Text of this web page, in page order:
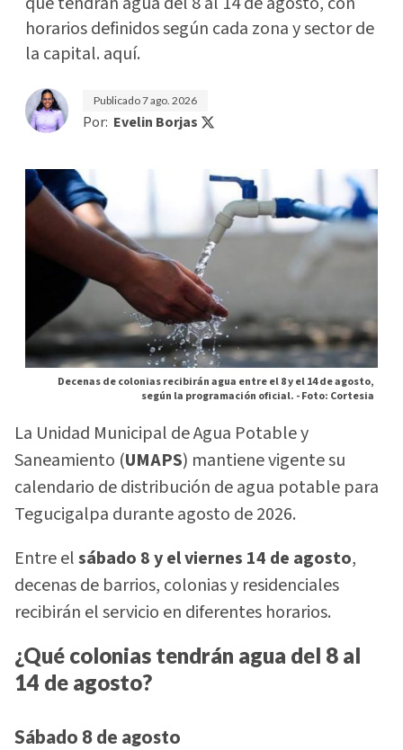
horarios definidos según cada zona y sector de
la capital. aquí.
Publicado7 ago. 2026
Por: Evelin Borjas
Decenas de colonias recibirán agua entre el 8 y el 14 de agosto,
según la programación oficial. -Foto: Cortesia
La Unidad Municipal de Agua Potable y
Saneamiento (UMAPS) mantiene vigente su
calendario de distribución de agua potable para
Tegucigalpa durante agosto de 2026.
Entre elsábado 8 y el viernes 14 de agosto,
decenas de barrios, colonias y residenciales
recibirán el servicio en diferentes horarios.
¿Qué colonias tendrán agua del 8 al
14 de agosto?
Sábado 8 de agosto